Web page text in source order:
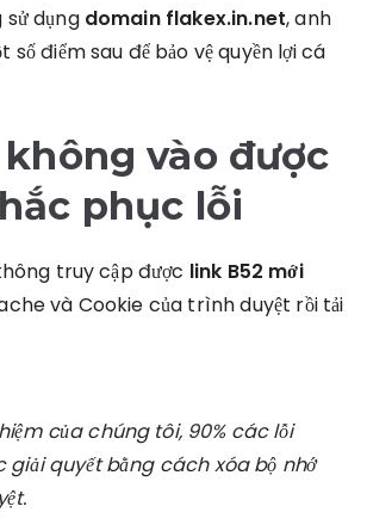
sử dụng domain flakex.in.net, anh
số điểm sau để bảo vệ quyền lợi cá
không vào được
phục lỗi
truy cập được link B52 mới
và Cookie của trình duyệt rồi tải
của chúng tôi, 90% các lỗi
giải quyết bằng cách xóa bộ nhớ